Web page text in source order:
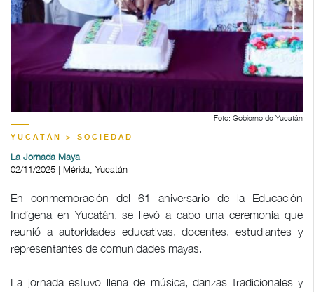
Foto: Gobierno de Yucatán
YUCATÁN > SOCIEDAD
La Jornada Maya
02/11/2025 | Mérida, Yucatán
En conmemoración del 61 aniversario de la Educación
Indígena en Yucatán, se llevó a cabo una ceremonia que
reunió a autoridades educativas, docentes, estudiantes y
representantes de comunidades mayas.
La jornada estuvo llena de música, danzas tradicionales y